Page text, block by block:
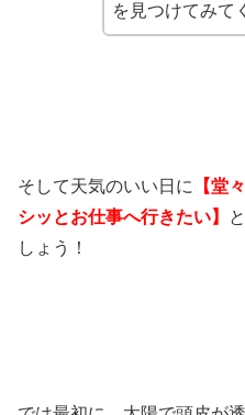
を見つけてみて
そして天気のいい日に 【堂
シッとお仕事へ行きたい】
しょう！